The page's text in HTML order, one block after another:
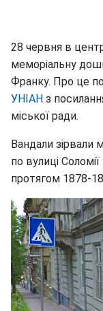
28 червня в
меморіальну
Франку. Про це
УНІАН з
міської ради.
Вандали
по вулиці
протягом 1878-